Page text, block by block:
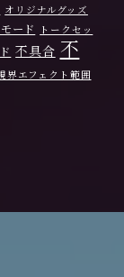
オリジナルグッズ
ード
トークセッ
不具合 不
界エフェクト範囲